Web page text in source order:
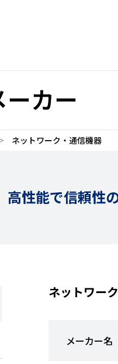
カー
ネットワーク・通信機器
高性能で信頼性
ネットワー
メーカー名